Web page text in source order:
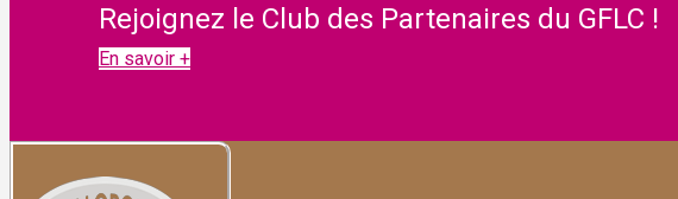
Rejoignez le Club des Partenaires du GFLC !
En savoir +